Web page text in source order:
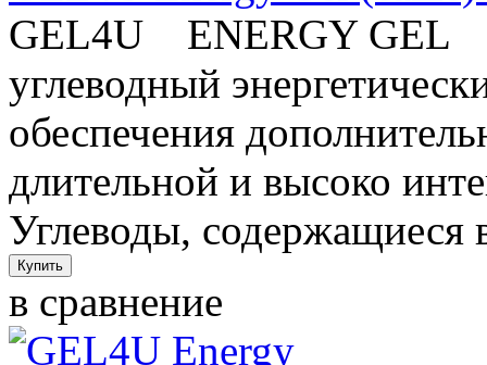
GEL4U ENERGY
углеводный
обеспечения
длительной и высоко
Углеводы, содержащиеся
в сравнение